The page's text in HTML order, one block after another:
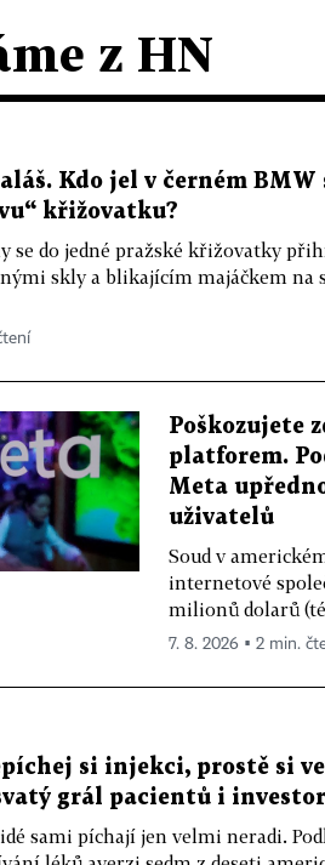
z HN
Kdo jel v černém BMW
křižovatku?
se do jedné pražské křižovatky
skly a blikajícím majáčkem na
Poškozujete
platforem.
Meta
uživatelů
Soud v
internetové
milionů dolarů
7. 8. 2026 ▪ 2 min.
si injekci, prostě si
grál pacientů i
sami píchají jen velmi neradi.